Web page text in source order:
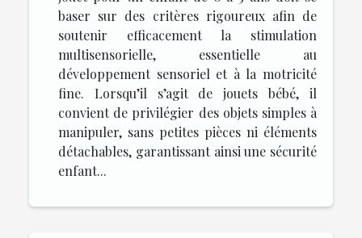
baser sur des critères rigoureux afin de
soutenir efficacement la stimulation
multisensorielle, essentielle au
développement sensoriel et à la motricité
fine. Lorsqu’il s’agit de jouets bébé, il
convient de privilégier des objets simples à
manipuler, sans petites pièces ni éléments
détachables, garantissant ainsi une sécurité
enfant...